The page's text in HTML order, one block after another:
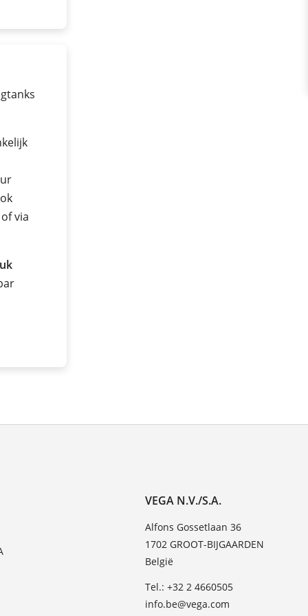
via
VEGA N.V./S.A.
Alfons Gossetlaan 36
1702 GROOT-BIJGAARDEN
België
Tel.: +32 2 4660505
info.be@vega.com